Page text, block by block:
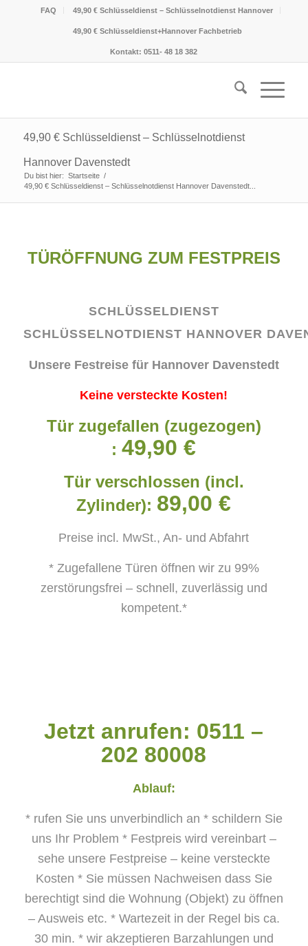
FAQ 49,90 € Schlüsseldienst – Schlüsselnotdienst Hannover
49,90 € Schlüsseldienst+Hannover Fachbetrieb
Kontakt: 0511- 48 18 382
49,90 € Schlüsseldienst – Schlüsselnotdienst
Hannover Davenstedt
Du bist hier: Startseite /
49,90 € Schlüsseldienst – Schlüsselnotdienst Hannover Davenstedt...
TÜRÖFFNUNG ZUM FESTPREIS
SCHLÜSSELDIENST
SCHLÜSSELNOTDIENST HANNOVER
Unsere Festreise für Hannover Davenstedt
Keine versteckte Kosten!
Tür zugefallen (zugezogen)
:49,90 €
Tür verschlossen (incl.
Zylinder): 89,00 €
Preise incl. MwSt., An- und Abfahrt
* Zugefallene Türen öffnen wir zu 99%
zerstörungsfrei – schnell, zuverlässig und
kompetent.*
Jetzt anrufen: 0511 –
202 80008
Ablauf:
* rufen Sie uns unverbindlich an * schildern Sie
uns Ihr Problem * Festpreis wird vereinbart –
sehe unsere Festpreise – keine versteckte
Kosten * Sie müssen Nachweisen dass Sie
berechtigt sind die Wohnung (Objekt) zu öffnen
– Ausweis etc. * Wartezeit in der Regel bis ca.
30 min. * wir akzeptieren Barzahlungen und